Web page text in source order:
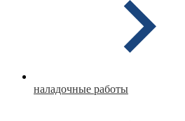
наладочные работы